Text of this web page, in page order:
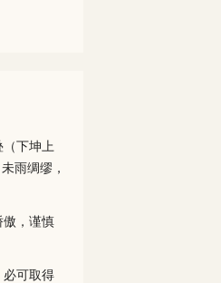
下坤上
雨绸缪，
傲，谨慎
必可取得